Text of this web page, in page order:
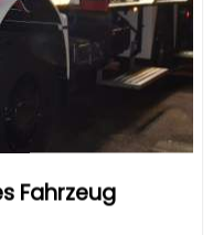
Fahrzeug